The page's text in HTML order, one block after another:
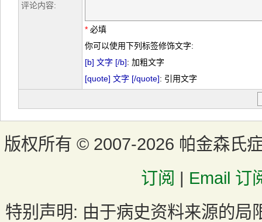
评论内容:
*必填
你可以使用下列标签修饰文字:
[b] 文字 [/b]: 加粗文字
[quote] 文字 [/quote]: 引用文字
版权所有 © 2007-2026 帕金森氏
订阅 | Email 订
特别声明: 由于病史资料来源的局